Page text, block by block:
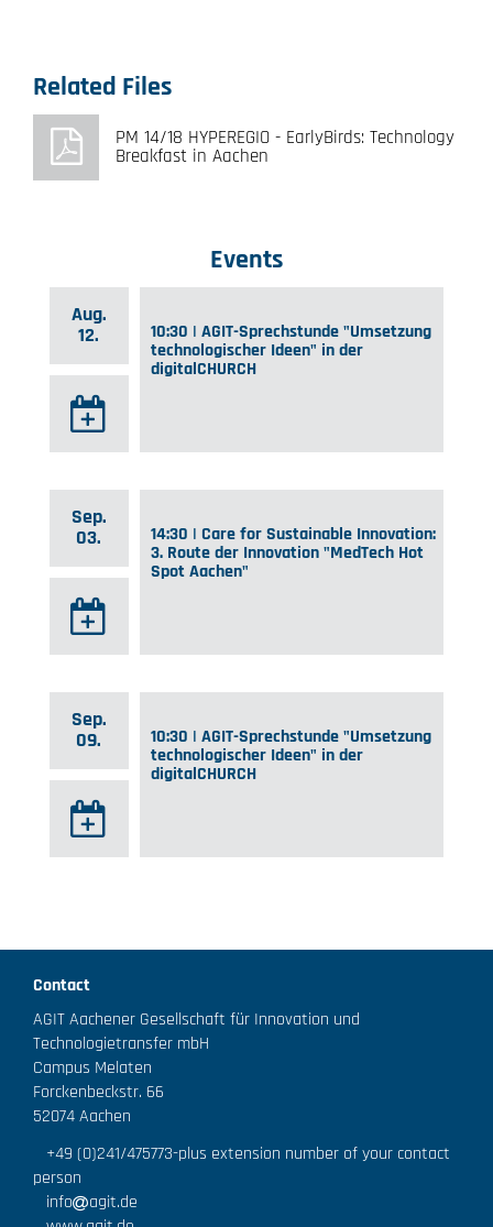
Related Files
PM 14/18 HYPEREGIO - EarlyBirds: Technology
Breakfast in Aachen
Events
Aug.
12.
10:30 | AGIT-Sprechstunde "Umsetzung
technologischer Ideen" in der
digitalCHURCH
Sep.
03.
14:30 | Care for Sustainable Innovation:
3. Route der Innovation "MedTech Hot
Spot Aachen"
Sep.
09.
10:30 | AGIT-Sprechstunde "Umsetzung
technologischer Ideen" in der
digitalCHURCH
Contact
AGIT Aachener Gesellschaft für Innovation und
Technologietransfer mbH
Campus Melaten
Forckenbeckstr. 66
52074 Aachen
+49 (0)241/475773-plus extension number of your contact
person
info
agit.de